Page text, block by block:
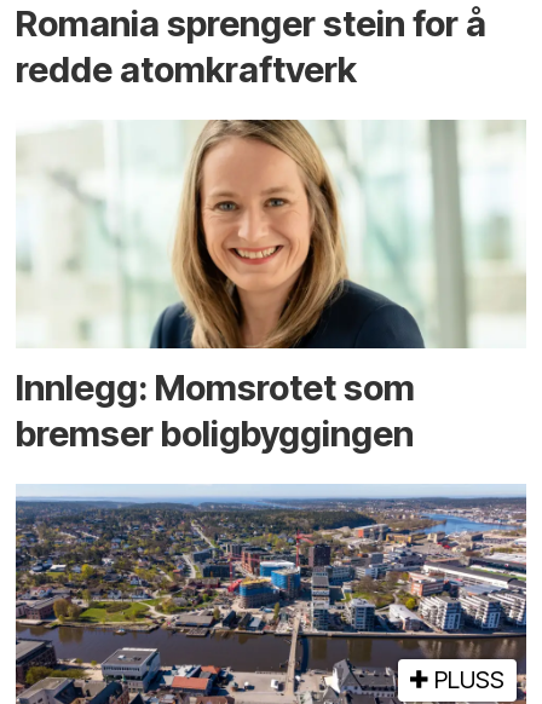
Romania sprenger stein for å
redde atomkraftverk
Innlegg: Moms­rotet som
bremser bolig­byggingen
PLUSS